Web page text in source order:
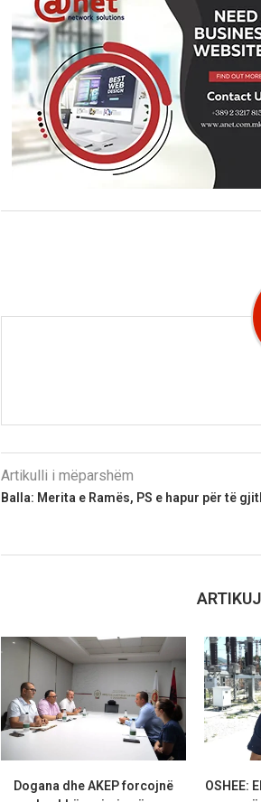
Artikulli i mëparshëm
Balla: Merita e Ramës, PS e hapur për të
Dogana dhe AKEP forcojnë
OSHEE: